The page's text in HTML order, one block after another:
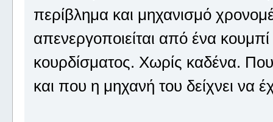
περίβλημα και μηχανισμό
απενεργοποιείται από ένα
κουρδίσματος. Χωρίς καδένα.
και που η μηχανή του δείχνει να